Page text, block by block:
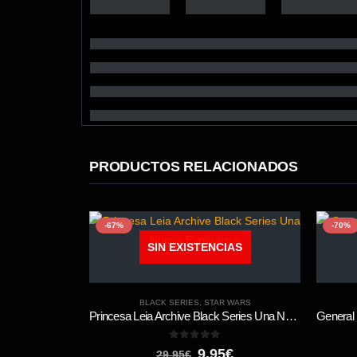
PRODUCTOS RELACIONADOS
-67%
SIN EXISTENCIAS
BLACK SERIES STAR WARS
Princesa Leia Archive Black Series Una Nueva Esperanza
out of 5
El
El
-70%